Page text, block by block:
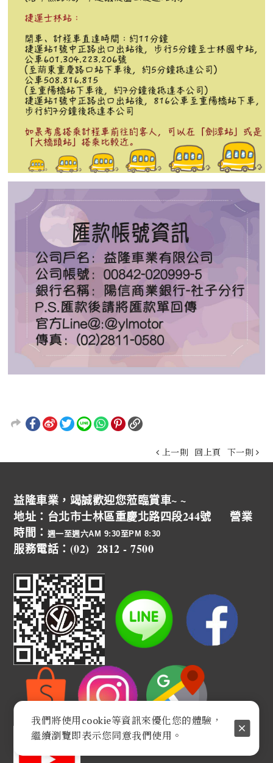
上一則 回上頁 下一則
益隆車業，竭誠歡迎您蒞臨賞車~ ~
地址：台北市士林區重慶北路四段244號 營業
時間： 週一至週六AM 9:30至PM 8:30
服務電話：(02) 2812 - 7500
我們將使用cookie等資訊來優化您的體驗，
繼續瀏覽即表示您同意我們使用。